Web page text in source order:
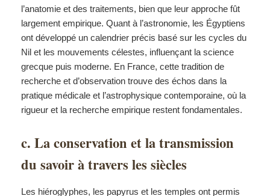
l’anatomie et des traitements, bien que leur approche fût
largement empirique. Quant à l’astronomie, les Égyptiens
ont développé un calendrier précis basé sur les cycles du
Nil et les mouvements célestes, influençant la science
grecque puis moderne. En France, cette tradition de
recherche et d’observation trouve des échos dans la
pratique médicale et l’astrophysique contemporaine, où la
rigueur et la recherche empirique restent fondamentales.
c. La conservation et la transmission
du savoir à travers les siècles
Les hiéroglyphes, les papyrus et les temples ont permis